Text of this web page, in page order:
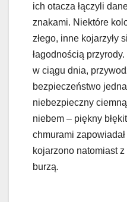
ich otacza łączyli
znakami. Niektóre
złego, inne kojarzyły
łagodnością
w ciągu dnia,
bezpieczeństwo
niebezpieczny
niebem – piękny
chmurami
kojarzono natomiast
burzą.